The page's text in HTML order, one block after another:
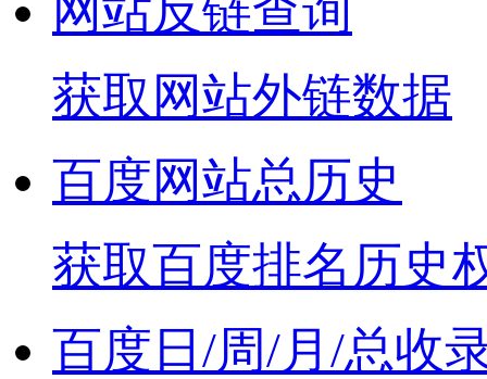
获取网站外链数据
百度网站总历史
获取百度排名历史
百度日/周/月/总收